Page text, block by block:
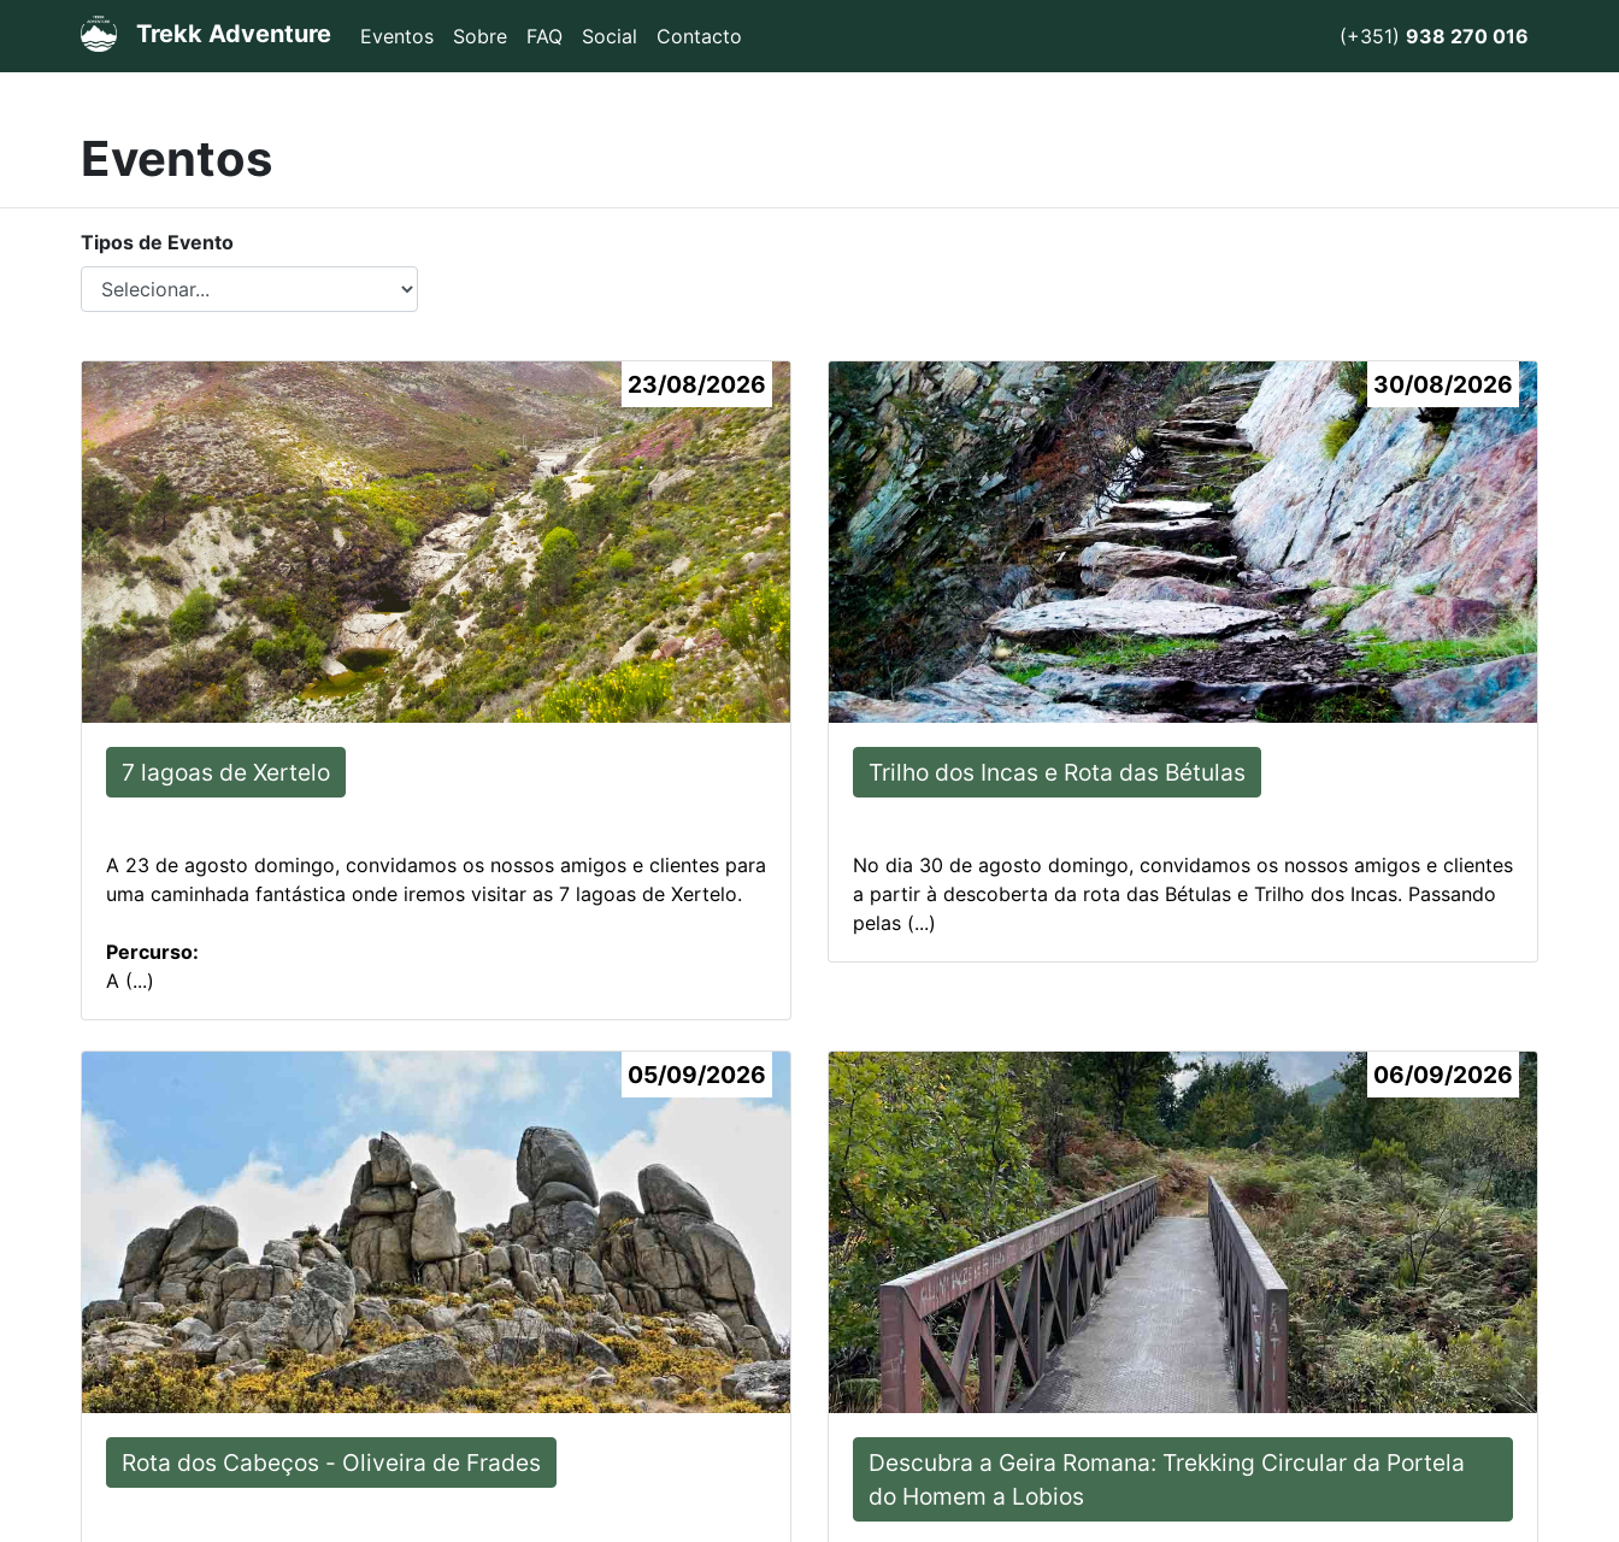
Trekk Adventure Eventos Sobre FAQ Social Contacto (+351) 938 270 016
Eventos
Tipos de Evento
23/08/2026
7 lagoas de Xertelo
A 23 de agosto domingo, convidamos os nossos amigos e clientes para
uma caminhada fantástica onde iremos visitar as 7 lagoas de Xertelo.
Percurso:
A (...)
30/08/2026
Trilho dos Incas e Rota das Bétulas
No dia 30 de agosto domingo, convidamos os nossos amigos e clientes
a partir à descoberta da rota das Bétulas e Trilho dos Incas. Passando
pelas (...)
05/09/2026
Rota dos Cabeços - Oliveira de Frades
06/09/2026
Descubra a Geira Romana: Trekking Circular da Portela
do Homem a Lobios